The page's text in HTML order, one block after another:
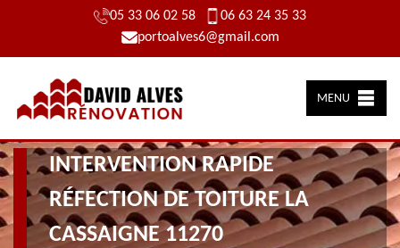
05 33 06 02 58
06 63 24 35 33
portoalves6@gmail.com
MENU
INTERVENTION RAPIDE
RÉFECTION DE TOITURE LA
CASSAIGNE 11270